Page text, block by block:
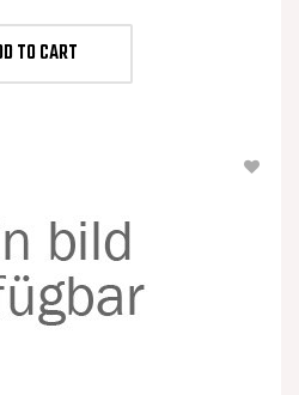
TO CART